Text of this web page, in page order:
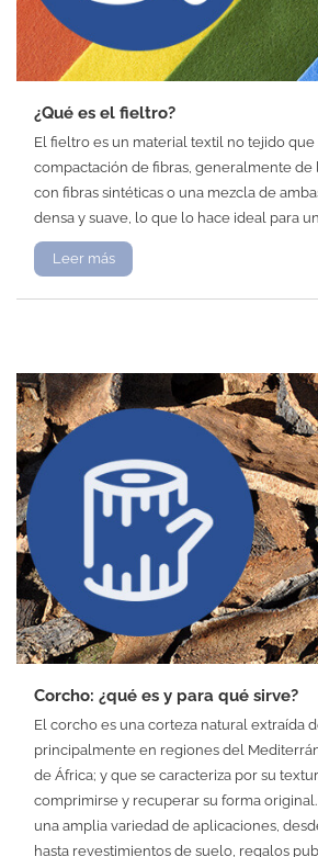
¿Qué es el fieltro?
El fieltro es un material textil no tejido
compactación de fibras, generalmente
con fibras sintéticas o una mezcla de
densa y suave, lo que lo hace ideal para
Leer más
Corcho: ¿qué es y para qué sirve?
El corcho es una corteza natural extraída
principalmente en regiones del
de África; y que se caracteriza por su
comprimirse y recuperar su forma
una amplia variedad de aplicaciones,
hasta revestimientos de suelo, regalos